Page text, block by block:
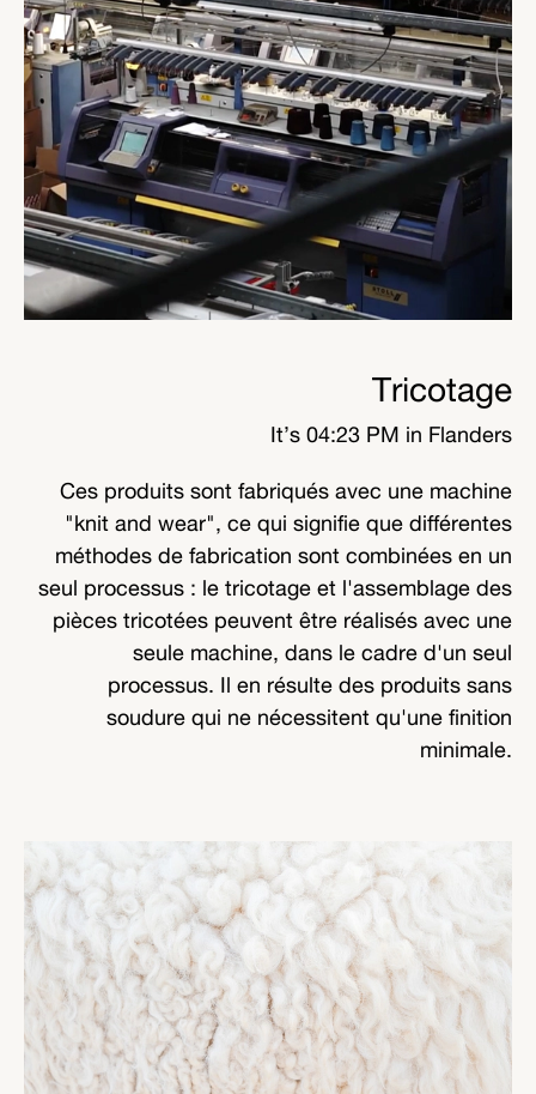
Tricotage
It’s 04:23 PM in Flanders
Ces produits sont fabriqués avec une machine
"knit and wear", ce qui signifie que différentes
méthodes de fabrication sont combinées en un
seul processus : le tricotage et l'assemblage des
pièces tricotées peuvent être réalisés avec une
seule machine, dans le cadre d'un seul
processus. Il en résulte des produits sans
soudure qui ne nécessitent qu'une finition
minimale.